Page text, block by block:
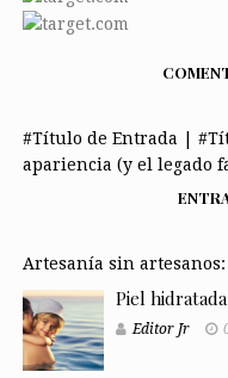
#Título de Entrada |
apariencia (y el legado
Artesanía sin
Piel
Editor Jr